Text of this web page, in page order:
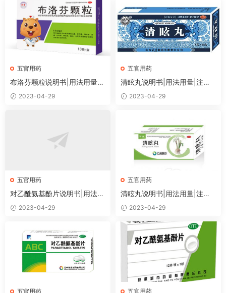
五官用药
布洛芬颗粒说明书|用法用量|
注意事项
2023-04-29
五官用药
清眩丸说明书|用法用量|注意
事项2023-04-29
五官用药
对乙酰氨基酚片说明书|用法用
量|注意事项
2023-04-29
五官用药
清眩丸说明书|用法用量|注意
事项2023-04-29
五官用药 五官用药